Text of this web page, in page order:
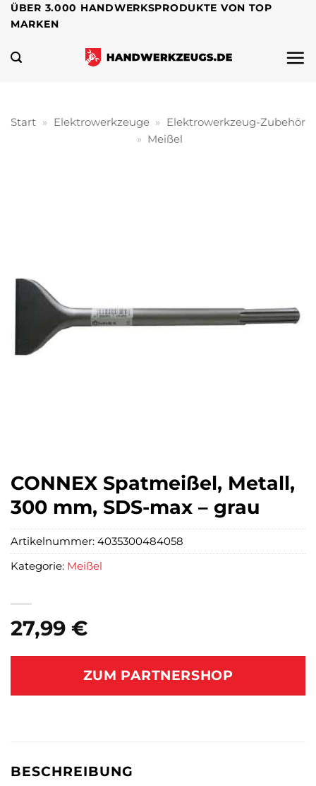
Zum
Inhalt
springen
ÜBER 3.000 HANDWERKSPRODUKTE VON TOP
MARKEN
Start » Elektrowerkzeuge » Elektrowerkzeug-Zubehör
» Meißel
CONNEX Spatmeißel, Metall,
300 mm, SDS-max – grau
27,99 €
ZUM PARTNERSHOP
Artikelnummer: 4035300484058
Kategorie: Meißel
BESCHREIBUNG